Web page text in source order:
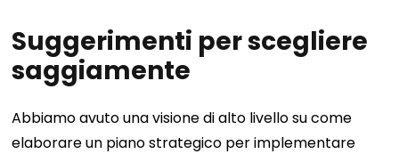
Suggerimenti per scegliere
saggiamente
Abbiamo avuto una visione di alto livello su come
elaborare un piano strategico per implementare